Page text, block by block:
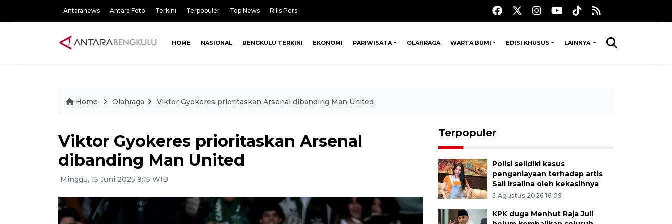
Antaranews Antara Foto Terkini Terpopuler Top News Rilis Pers
HOME NASIONAL BENGKULU TERKINI EKONOMI PARIWISATA OLAHRAGA WARTA BUMI EDISI KHUSUS LAINNYA
Home Olahraga Viktor Gyokeres prioritaskan Arsenal dibanding Man United
Viktor Gyokeres prioritaskan Arsenal
dibanding Man United
Minggu, 15 Juni 2025 9:15 WIB
Terpopuler
Polisi selidiki kasus
penganiayaan terhadap artis
Sali Irsalina oleh kekasihnya
5 Agustus 2026 16:09
KPK duga Menhut Raja Juli